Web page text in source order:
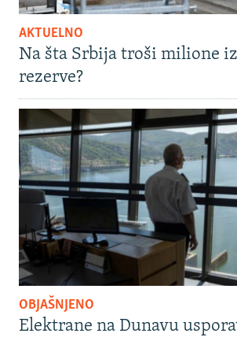
AKTUELNO
Na šta Srbija troši milione
rezerve?
OBJAŠNJENO
Elektrane na Dunavu